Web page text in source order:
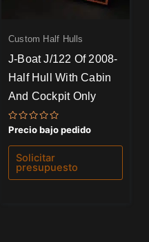
Custom Half Hulls
J-Boat J/122 Of 2008-
Half Hull With Cabin
And Cockpit Only
Valorado
con
0
de
Precio bajo pedido
Solicitar
presupuesto